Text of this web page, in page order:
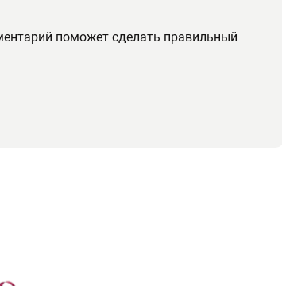
поможет сделать правильный